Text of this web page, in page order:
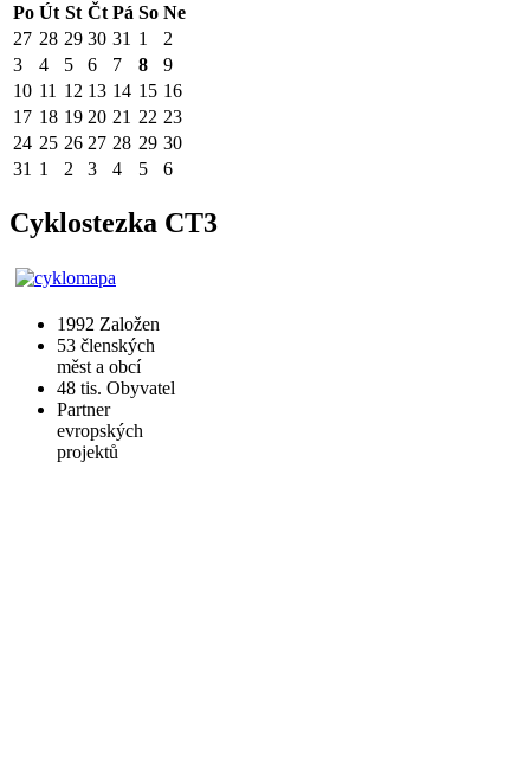
Po Út St Čt Pá So Ne
27 28 29 30 31 1
2
3
4 5 6 7 8
9
10 11 12 13 14 15 16
17 18 19 20 21 22 23
24 25 26 27 28 29 30
31 1 2 3 4 5 6
Cyklostezka CT3
1992 Založen
53 členských
měst a obcí
48 tis. Obyvatel
Partner
evropských
projektů